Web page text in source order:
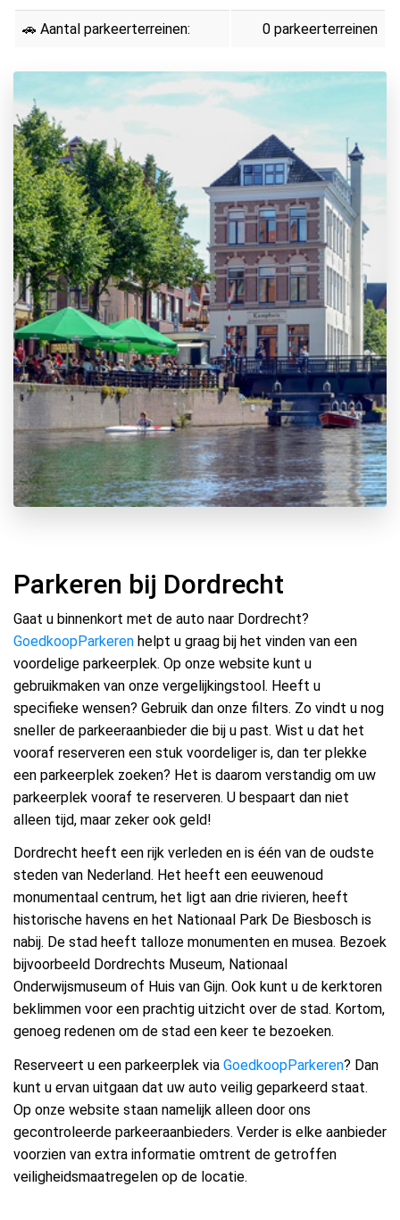
🚗 Aantal parkeerterreinen: 0 parkeerterreinen
Parkeren bij Dordrecht
Gaat u binnenkort met de auto naar Dordrecht?
GoedkoopParkeren helpt u graag bij het vinden van een
voordelige parkeerplek. Op onze website kunt u
gebruikmaken van onze vergelijkingstool. Heeft u
specifieke wensen? Gebruik dan onze filters. Zo vindt u nog
sneller de parkeeraanbieder die bij u past. Wist u dat het
vooraf reserveren een stuk voordeliger is, dan ter plekke
een parkeerplek zoeken? Het is daarom verstandig om uw
parkeerplek vooraf te reserveren. U bespaart dan niet
alleen tijd, maar zeker ook geld!
Dordrecht heeft een rijk verleden en is één van de oudste
steden van Nederland. Het heeft een eeuwenoud
monumentaal centrum, het ligt aan drie rivieren, heeft
historische havens en het Nationaal Park De Biesbosch is
nabij. De stad heeft talloze monumenten en musea. Bezoek
bijvoorbeeld Dordrechts Museum, Nationaal
Onderwijsmuseum of Huis van Gijn. Ook kunt u de kerktoren
beklimmen voor een prachtig uitzicht over de stad. Kortom,
genoeg redenen om de stad een keer te bezoeken.
Reserveert u een parkeerplek via GoedkoopParkeren? Dan
kunt u ervan uitgaan dat uw auto veilig geparkeerd staat.
Op onze website staan namelijk alleen door ons
gecontroleerde parkeeraanbieders. Verder is elke aanbieder
voorzien van extra informatie omtrent de getroffen
veiligheidsmaatregelen op de locatie.